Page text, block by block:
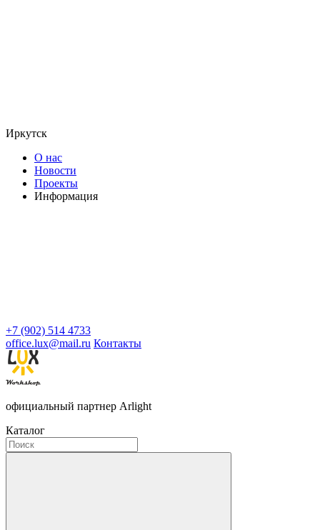
Иркутск
О нас
Новости
Проекты
Информация
+7 (902) 514 4733
office.lux@mail.ru Контакты
официальный партнер Arlight
Каталог